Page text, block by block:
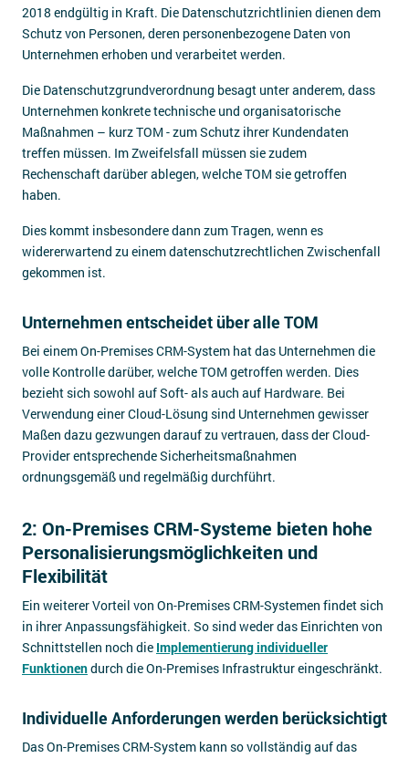
2018 endgültig in Kraft. Die Datenschutzrichtlinien dienen dem
Schutz von Personen, deren personenbezogene Daten von
Unternehmen erhoben und verarbeitet werden.
Die Datenschutzgrundverordnung besagt unter anderem, dass
Unternehmen konkrete technische und organisatorische
Maßnahmen – kurz TOM - zum Schutz ihrer Kundendaten
treffen müssen. Im Zweifelsfall müssen sie zudem
Rechenschaft darüber ablegen, welche TOM sie getroffen
haben.
Dies kommt insbesondere dann zum Tragen, wenn es
widererwartend zu einem datenschutzrechtlichen Zwischenfall
gekommen ist.
Unternehmen entscheidet über alle TOM
Bei einem On-Premises CRM-System hat das Unternehmen die
volle Kontrolle darüber, welche TOM getroffen werden. Dies
bezieht sich sowohl auf Soft- als auch auf Hardware. Bei
Verwendung einer Cloud-Lösung sind Unternehmen gewisser
Maßen dazu gezwungen darauf zu vertrauen, dass der Cloud-
Provider entsprechende Sicherheitsmaßnahmen
ordnungsgemäß und regelmäßig durchführt.
2: On-Premises CRM-Systeme bieten hohe
Personalisierungsmöglichkeiten und
Flexibilität
Ein weiterer Vorteil von On-Premises CRM-Systemen findet sich
in ihrer Anpassungsfähigkeit. So sind weder das Einrichten von
Schnittstellen noch die Implementierung individueller
Funktionendurch die On-Premises Infrastruktur eingeschränkt.
Individuelle Anforderungen werden berücksichtigt
Das On-Premises CRM-System kann so vollständig auf das